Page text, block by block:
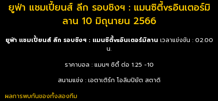
ยูฟ่า แชมเปี้ยนส์ ลีก รอบชิงฯ : แมนซิตี้vsอินเตอร์มิ
ลาน 10 มิถุนายน 2566
ยูฟ่า แชมเปี้ยนส์ ลีก รอบชิงฯ : แมนซิตี้vsอินเตอร์มิลาน เวลาแข่งขัน : 02.00
น.
ราคาบอล : แมนฯ ซิตี้ ต่อ 1.25 -10
สนามแข่ง : เอตาเติร์ก โอลิมปิยัต สตาดิ
ผลการพบกันของทั้งสองทีม